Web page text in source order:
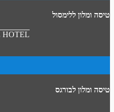
טיסה ומלון ללימסול
HOTEL
טיסה ומלון לבורגס